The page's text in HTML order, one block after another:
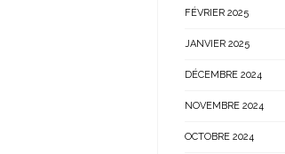
FÉVRIER 2025
JANVIER 2025
DÉCEMBRE 2024
NOVEMBRE 2024
OCTOBRE 2024